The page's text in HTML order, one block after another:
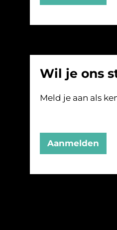
Wil je ons
Meld je aan als
Aanmelden